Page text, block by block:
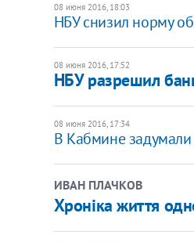
08 июня 2016, 18:03
НБУ снизил норму
08 июня 2016, 17:52
НБУ разрешил
08 июня 2016, 17:34
В Кабмине
ИВАН ПЛАЧКОВ
Хроніка життя